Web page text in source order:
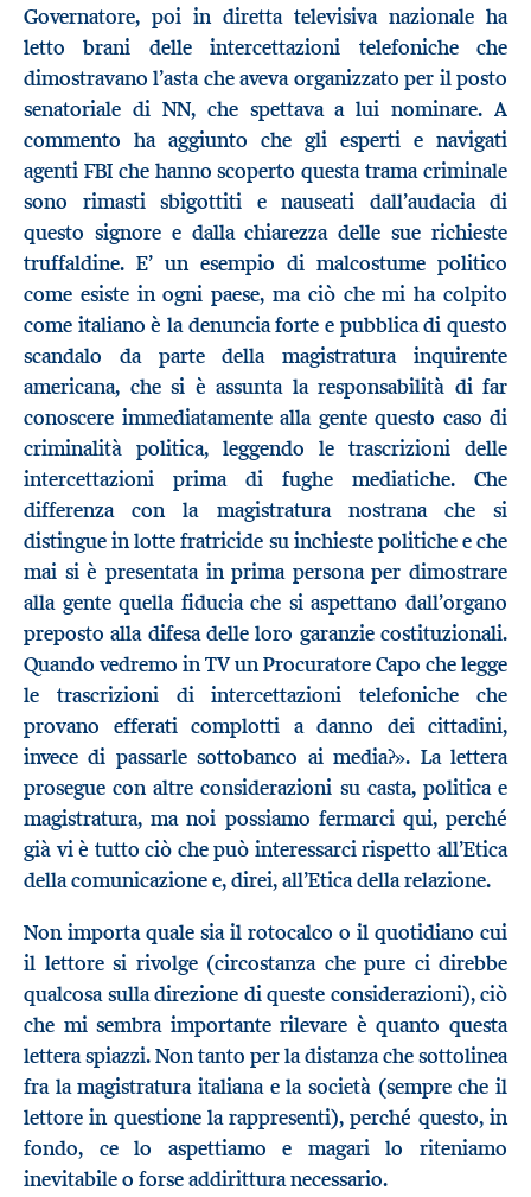
Governatore, poi in diretta televisiva nazionale ha
letto brani delle intercettazioni telefoniche che
dimostravano l’asta che aveva organizzato per il posto
senatoriale di NN, che spettava a lui nominare. A
commento ha aggiunto che gli esperti e navigati
agenti FBI che hanno scoperto questa trama criminale
sono rimasti sbigottiti e nauseati dall’audacia di
questo signore e dalla chiarezza delle sue richieste
truffaldine. E’ un esempio di malcostume politico
come esiste in ogni paese, ma ciò che mi ha colpito
come italiano è la denuncia forte e pubblica di questo
scandalo da parte della magistratura inquirente
americana, che si è assunta la responsabilità di far
conoscere immediatamente alla gente questo caso di
criminalità politica, leggendo le trascrizioni delle
intercettazioni prima di fughe mediatiche. Che
differenza con la magistratura nostrana che si
distingue in lotte fratricide su inchieste politiche e che
mai si è presentata in prima persona per dimostrare
alla gente quella fiducia che si aspettano dall’organo
preposto alla difesa delle loro garanzie costituzionali.
Quando vedremo in TV un Procuratore Capo che legge
le trascrizioni di intercettazioni telefoniche che
provano efferati complotti a danno dei cittadini,
invece di passarle sottobanco ai media?». La lettera
prosegue con altre considerazioni su casta, politica e
magistratura, ma noi possiamo fermarci qui, perché
già vi è tutto ciò che può interessarci rispetto all’Etica
della comunicazione e, direi, all’Etica della relazione.
Non importa quale sia il rotocalco o il quotidiano cui
il lettore si rivolge (circostanza che pure ci direbbe
qualcosa sulla direzione di queste considerazioni), ciò
che mi sembra importante rilevare è quanto questa
lettera spiazzi. Non tanto per la distanza che sottolinea
fra la magistratura italiana e la società (sempre che il
lettore in questione la rappresenti), perché questo, in
fondo, ce lo aspettiamo e magari lo riteniamo
inevitabile o forse addirittura necessario.